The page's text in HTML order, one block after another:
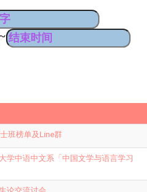
班榜单及Line群
学中语中文系「中国文学与语言学习